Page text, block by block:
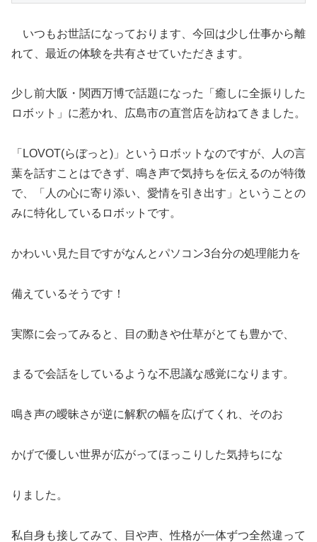
いつもお世話になっております、今回は少し仕事から離
れて、最近の体験を共有させていただきます。
少し前大阪・関西万博で話題になった「癒しに全振りした
ロボット」に惹かれ、広島市の直営店を訪ねてきました。
「LOVOT(らぼっと)」というロボットなのですが、人の言
葉を話すことはできず、鳴き声で気持ちを伝えるのが特徴
で、「人の心に寄り添い、愛情を引き出す」ということの
みに特化しているロボットです。
かわいい見た目ですがなんとパソコン3台分の処理能力を
備えているそうです！
実際に会ってみると、目の動きや仕草がとても豊かで、
まるで会話をしているような不思議な感覚になります。
鳴き声の曖昧さが逆に解釈の幅を広げてくれ、そのお
かげで優しい世界が広がってほっこりした気持ちにな
りました。
私自身も接してみて、目や声、性格が一体ずつ全然違って